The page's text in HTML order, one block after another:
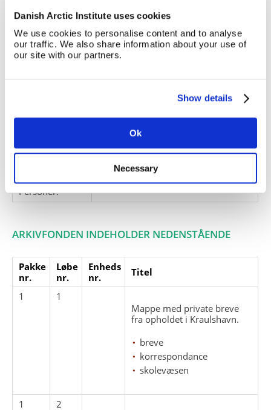
Danish Arctic Institute uses cookies
We use cookies to personalise content and to analyse
our traffic. We also share information about your use of
our site with our partners.
Show details
Ok
Necessary
for Det Grønlandske Hus i Aalborg
1994-2000.
Giver:
Ole Juhl
Ingen note registreret
fonde:
Personer:
ARKIVFONDEN INDEHOLDER NEDENSTÅENDE
Pakke
nr.
Løbe
nr.
Enheds
nr.
Titel
1
1
Mappe med private breve
fra opholdet i Kraulshavn.
breve
korrespondance
skolevæsen
1
2